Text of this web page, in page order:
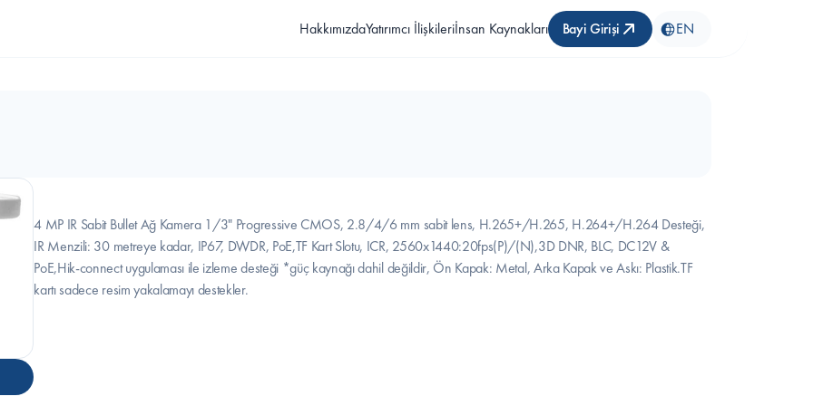
HakkımızdaYatırımcı İlişkileriİnsan Kaynakları Bayi Girişi EN
4 MP IR Sabit Bullet Ağ Kamera 1/3" Progressive CMOS, 2.8/4/6 mm sabit lens, H.265+/H.265, H.264+/H.264 Desteği,
IR Menzili: 30 metreye kadar, IP67, DWDR, PoE,TF Kart Slotu, ICR, 2560x1440:20fps(P)/(N),3D DNR, BLC, DC12V &
PoE,Hik-connect uygulaması ile izleme desteği *güç kaynağı dahil değildir, Ön Kapak: Metal, Arka Kapak ve Askı: Plastik.TF
kartı sadece resim yakalamayı destekler.